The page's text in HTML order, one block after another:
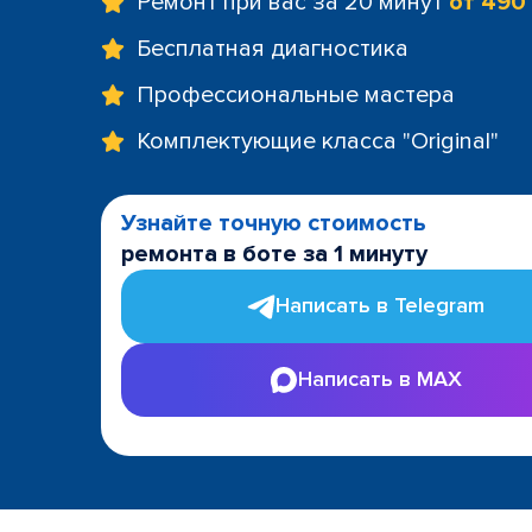
Бесплатная диагностика
Профессиональные мастера
Комплектующие класса "Original"
Узнайте точную стоимость
ремонта в боте за 1 минуту
Написать в Telegram
Написать в MAX